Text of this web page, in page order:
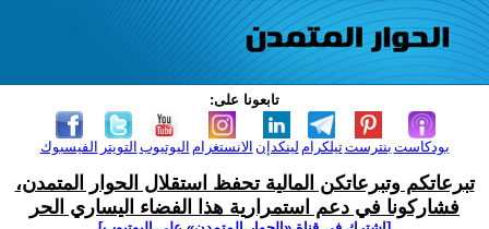
تابعونا على:
الفيسبوك التويتر اليوتيوب الانستغرام لينكدإن تيلكرامبنترست بودكاست
تبرعاتكم وتبرعاتكن المالية تحفظ استقلال الحوار المتمدن،
فشاركونا في دعم استمرارية هذا الفضاء اليساري الحر